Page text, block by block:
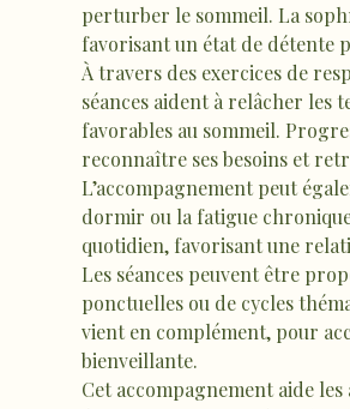
perturber le sommeil. La
favorisant un état de détente
À travers des exercices de
séances aident à relâcher les
favorables au sommeil.
reconnaître ses besoins et
L’accompagnement peut
dormir ou la fatigue
quotidien, favorisant une
Les séances peuvent être
ponctuelles ou de cycles
vient en complément, pour
bienveillante.
Cet accompagnement aide